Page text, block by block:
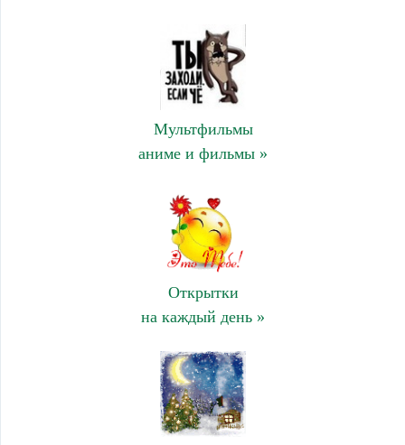
Мультфильмы
аниме и фильмы »
Открытки
на каждый день »